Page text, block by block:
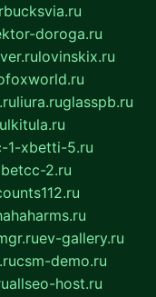
doroga.ru
lovinskix.ru
liura.ruglasspb.ru
1-xbetti-5.ru
2.ru
ev-gallery.ru
csm-demo.ru
allseo-host.ru